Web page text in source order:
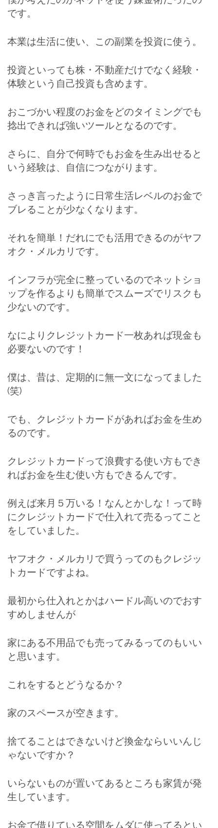
です。
本業は生活に使い、この副業を投資に使う。
投資といっても株・不動産だけでなく経験・
体験という自己投資も含めます。
おこづかい程度のお金をどのタイミングでも
捻出できれば強いツールとなるのです。
さらに、自分で何時でもお金を生み出せると
いう経験は、自信につながります。
さっき言ったように日常生活レベルのお金で
ブレることが少なくなります。
それを簡単！だれにでも活用できるのがヤフ
オク・メルカリです。
インフラが完全に整っているのでネットショ
ップを作るよりも簡単でスムーズでリスクも
少ないのです。
なによりクレジットカード一枚あれば現金も
必要ないのです！
僕は、昔は、定期的に無一文になってました
(笑)
でも、クレジットカードがあればお金を生め
るのです。
クレジットカードって浪費する使い方もでき
ればお金を生む使い方もできるんです。
例えば来月５万いる！なんとかしな！って時
にクレジットカードで仕入れて売るってこと
をしていました。
ヤフオク・メルカリで買うってのもクレジッ
トカードですよね。
最初から仕入れとかはハードル高いのでおす
すめしませんが
家にある不用品でも売ってみるってのもいい
と思います。
これをするとどうなるか？
家のスペースが空きます。
捨てることはできないけど換金ならいいんじ
ゃないですか？
いらないものが置いてあるところも家賃が発
生しています。
お金で借りている空間をムダに使ってるとい